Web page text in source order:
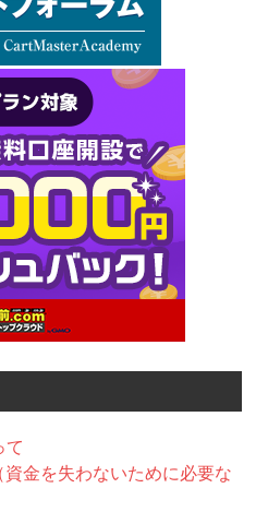
て
資金を失わないために必要な